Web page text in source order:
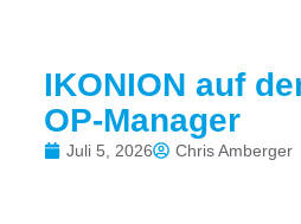
IKONION auf
OP-Manager
Juli 5, 2026 Chris Amberger